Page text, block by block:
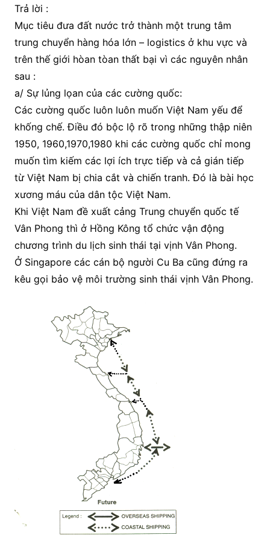
Trả lời :
Mục tiêu đưa đất nước trở thành một trung tâm
trung chuyển hàng hóa lớn – logistics ở khu vực và
trên thế giới hòan tòan thất bại vì các nguyên nhân
sau :
a/ Sự lủng lọan của các cường quốc:
Các cường quốc luôn luôn muốn Việt Nam yếu để
khống chế. Điều đó bộc lộ rõ trong những thập niên
1950, 1960,1970,1980 khi các cường quốc chỉ mong
muốn tìm kiếm các lợi ích trực tiếp và cả gián tiếp
từ Việt Nam bị chia cắt và chiến tranh. Đó là bài học
xương máu của dân tộc Việt Nam.
Khi Việt Nam đề xuất cảng Trung chuyển quốc tế
Vân Phong thì ở Hồng Kông tổ chức vận động
chương trình du lịch sinh thái tại vịnh Vân Phong.
Ở Singapore các cán bộ người Cu Ba cũng đứng ra
kêu gọi bảo vệ môi trường sinh thái vịnh Vân Phong.